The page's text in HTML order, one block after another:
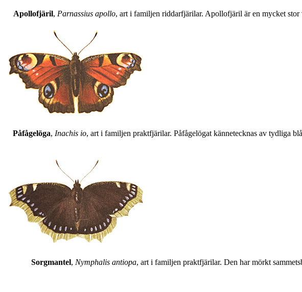
Apollofjäril, Parnassius apollo, art i familjen riddarfjärilar. Apollofjäril är en mycket stor
Påfågelöga, Inachis io, art i familjen praktfjärilar. Påfågelögat kännetecknas av tydliga
Sorgmantel, Nymphalis antiopa, art i familjen praktfjärilar. Den har mörkt